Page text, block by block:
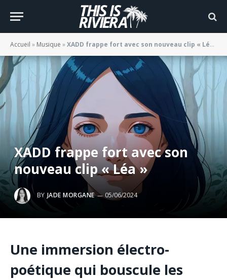
Accueil » Musique »XADD frappe fort avec son nouveau clip « Léa »
XADD frappe fort avec son
nouveau clip « Léa »
BY JADE MORGANE 05/06/2024
Une immersion électro-
poétique qui bouscule les